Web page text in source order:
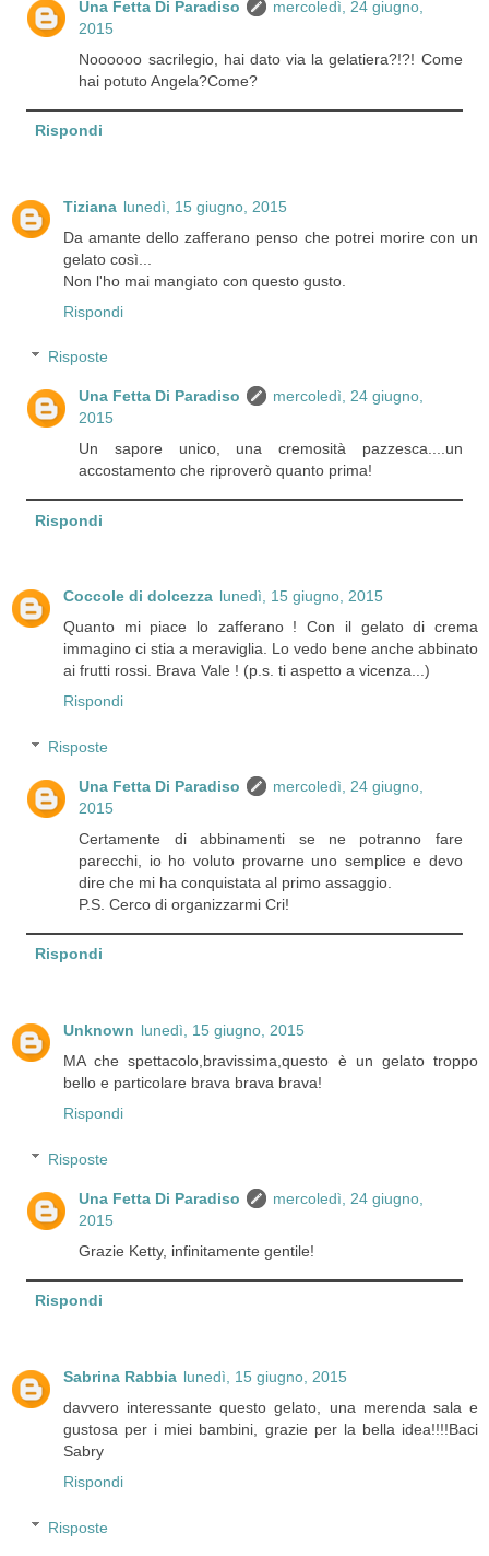
Una Fetta Di Paradiso
mercoledì, 24 giugno,
2015
Noooooo sacrilegio, hai dato via la gelatiera?!?! Come
hai potuto Angela?Come?
Rispondi
Tiziana lunedì, 15 giugno, 2015
Da amante dello zafferano penso che potrei morire con un
gelato così...
Non l'ho mai mangiato con questo gusto.
Rispondi
Risposte
Una Fetta Di Paradiso
mercoledì, 24 giugno,
2015
Un sapore unico, una cremosità pazzesca....un
accostamento che riproverò quanto prima!
Rispondi
Coccole di dolcezza lunedì, 15 giugno, 2015
Quanto mi piace lo zafferano ! Con il gelato di crema
immagino ci stia a meraviglia. Lo vedo bene anche abbinato
ai frutti rossi. Brava Vale ! (p.s. ti aspetto a vicenza...)
Rispondi
Risposte
Una Fetta Di Paradiso
mercoledì, 24 giugno,
2015
Certamente di abbinamenti se ne potranno fare
parecchi, io ho voluto provarne uno semplice e devo
dire che mi ha conquistata al primo assaggio.
P.S. Cerco di organizzarmi Cri!
Rispondi
Unknown lunedì, 15 giugno, 2015
MA che spettacolo,bravissima,questo è un gelato troppo
bello e particolare brava brava brava!
Rispondi
Risposte
Una Fetta Di Paradiso
mercoledì, 24 giugno,
2015
Grazie Ketty, infinitamente gentile!
Rispondi
Sabrina Rabbia lunedì, 15 giugno, 2015
davvero interessante questo gelato, una merenda sala e
gustosa per i miei bambini, grazie per la bella idea!!!!Baci
Sabry
Rispondi
Risposte